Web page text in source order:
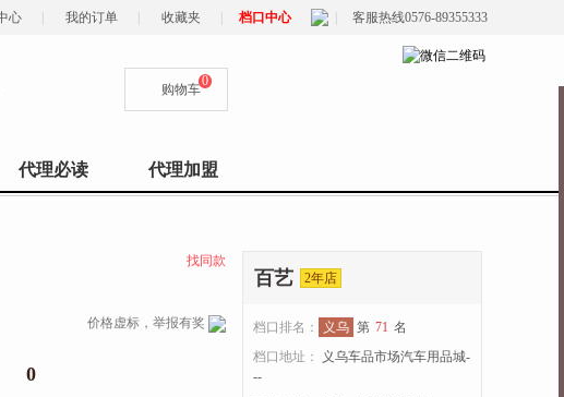
心 我的订单 收藏夹 档口中心 客服热线0576-89355333
购物车
0
代理必读 代理加盟
找同款
价格虚标，举报有奖
0
百艺 2年店
档口排名： 义乌 第 71 名
档口地址：
义乌车品市场汽车用品城-
--